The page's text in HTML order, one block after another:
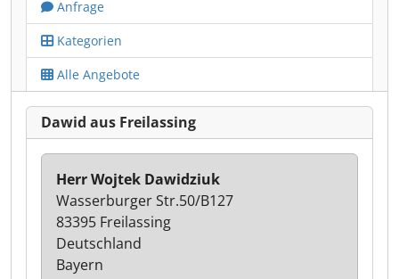
Anfrage
Kategorien
Alle Angebote
Dawid aus Freilassing
Herr Wojtek Dawidziuk
Wasserburger Str.50/B127
83395 Freilassing
Deutschland
Bayern